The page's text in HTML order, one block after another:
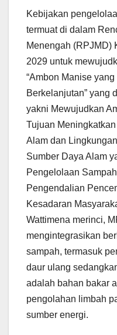
Kebijakan
termuat di dalam
Menengah (RPJMD)
2029 untuk
“Ambon Manise
Berkelanjutan” yang
yakni Mewujudkan
Tujuan
Alam dan
Sumber Daya Alam
Pengelolaan
Pengendalian
Kesadaran
Wattimena merinci,
mengintegrasikan
sampah, termasuk
daur ulang
adalah bahan bakar
pengolahan limbah
sumber energi.